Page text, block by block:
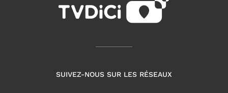
SUIVEZ-NOUS SUR LES RÉSEAUX